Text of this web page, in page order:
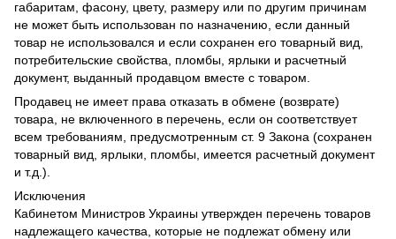
габаритам, фасону, цвету, размеру или по другим причинам
не может быть использован по назначению, если данный
товар не использовался и если сохранен его товарный вид,
потребительские свойства, пломбы, ярлыки и расчетный
документ, выданный продавцом вместе с товаром.
Продавец не имеет права отказать в обмене (возврате)
товара, не включенного в перечень, если он соответствует
всем требованиям, предусмотренным ст. 9 Закона (сохранен
товарный вид, ярлыки, пломбы, имеется расчетный документ
и т.д.).
Исключения
Кабинетом Министров Украины утвержден перечень товаров
надлежащего качества, которые не подлежат обмену или